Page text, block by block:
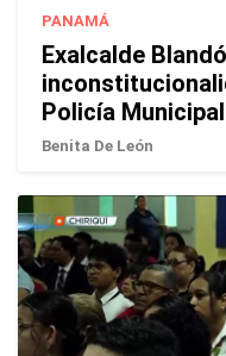
PANAMÁ
Exalcalde
Policía Municipal
Benita De León